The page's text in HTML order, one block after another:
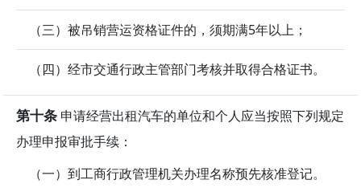
（三）被吊销营运资格证件的，须期满5年以上；
（四）经市交通行政主管部门考核并取得合格证书。
第十条 申请经营出租汽车的单位和个人应当按照下列规定
办理申报审批手续：
（一）到工商行政管理机关办理名称预先核准登记。